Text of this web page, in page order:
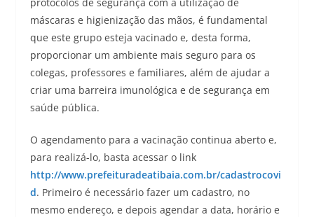
máscaras e higienização das mãos, é fundamental
que este grupo esteja vacinado e, desta forma,
proporcionar um ambiente mais seguro para os
colegas, professores e familiares, além de ajudar a
criar uma barreira imunológica e de segurança em
saúde pública.
O agendamento para a vacinação continua aberto e,
para realizá-lo, basta acessar o link
http://www.prefeituradeatibaia.com.br/cadastrocovi
d. Primeiro é necessário fazer um cadastro, no
mesmo endereço, e depois agendar a data, horário e